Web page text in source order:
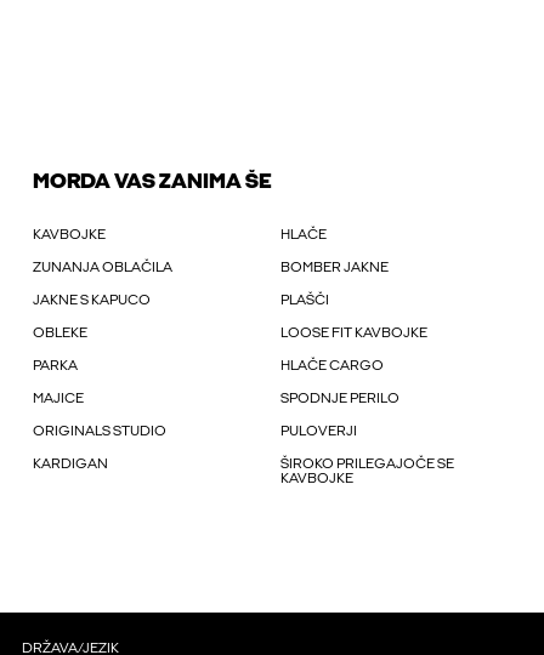
MORDA VAS ZANIMA ŠE
KAVBOJKE HLAČE
ZUNANJA OBLAČILA BOMBER JAKNE
JAKNE S KAPUCO PLAŠČI
OBLEKE LOOSE FIT KAVBOJKE
PARKA HLAČE CARGO
MAJICE SPODNJE PERILO
ORIGINALS STUDIO PULOVERJI
KARDIGAN
ŠIROKO PRILEGAJOČE SE
KAVBOJKE
DRŽAVA/JEZIK